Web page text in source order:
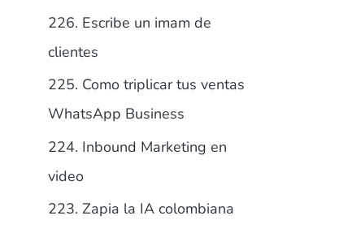
:226. Escribe un imam de
clientes
225. Como triplicar tus ventas
WhatsApp Business
224. Inbound Marketing en
video
223. Zapia la IA colombiana